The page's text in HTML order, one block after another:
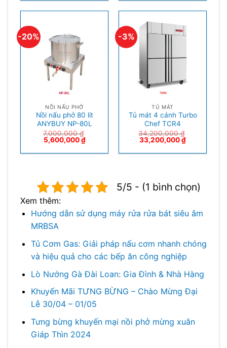
-20%
NỒI NẤU PHỞ
Nồi nấu phở 80 lít
ANYBUY NP-80L
7,000,000₫
5,600,000₫
-3%
TỦ MÁT
Tủ mát 4 cánh Turbo
Chef TCR4
34,200,000₫
33,200,000₫
5/5 - (1 bình chọn)
Xem thêm:
Hướng dẫn sử dụng máy rửa rửa bát siêu âm
MRBSA
Tủ Cơm Gas: Giải pháp nấu cơm nhanh chóng
và hiệu quả cho các bếp ăn công nghiệp
Lò Nướng Gà Đài Loan: Gia Đình & Nhà Hàng
Khuyến Mãi TƯNG BỪNG – Chào Mừng Đại
Lễ 30/04 – 01/05
Tưng bừng khuyến mại nồi phở mừng xuân
Giáp Thìn 2024